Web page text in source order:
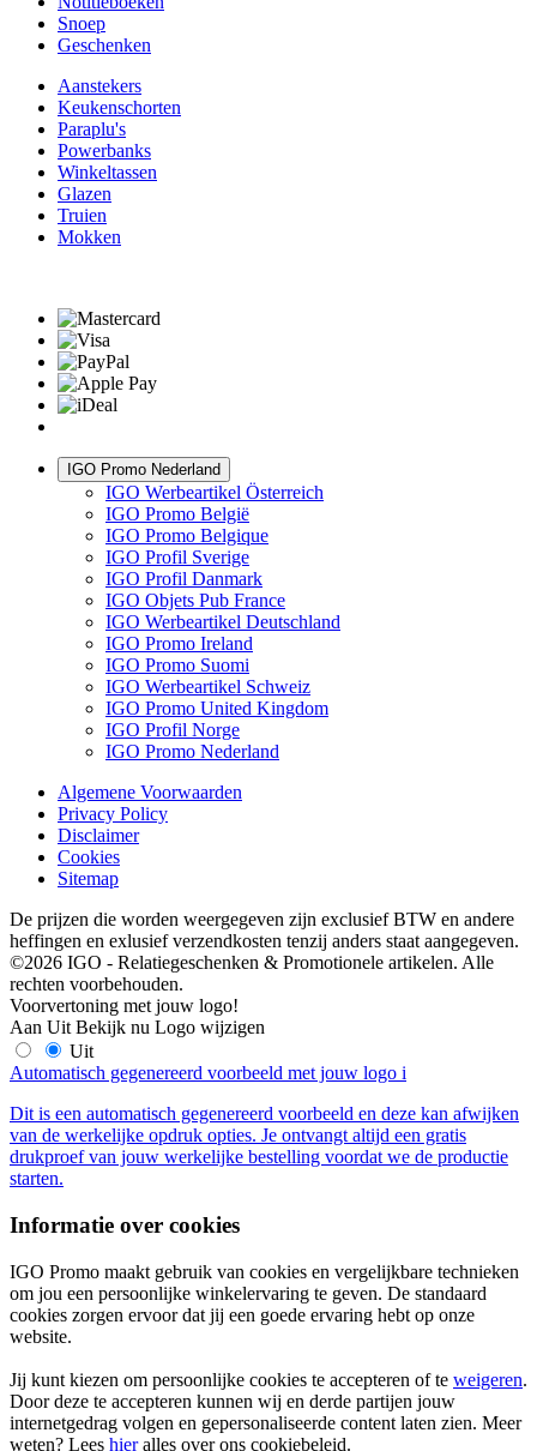
Snoep
Geschenken
Aanstekers
Keukenschorten
Paraplu's
Powerbanks
Winkeltassen
Glazen
Truien
Mokken
IGO Promo Nederland
IGO Werbeartikel Österreich
IGO Promo België
IGO Promo Belgique
IGO Profil Sverige
IGO Profil Danmark
IGO Objets Pub France
IGO Werbeartikel Deutschland
IGO Promo Ireland
IGO Promo Suomi
IGO Werbeartikel Schweiz
IGO Promo United Kingdom
IGO Profil Norge
IGO Promo Nederland
Algemene Voorwaarden
Privacy Policy
Disclaimer
Cookies
Sitemap
De prijzen die worden weergegeven zijn exclusief BTW en andere
heffingen en exlusief verzendkosten tenzij anders staat aangegeven.
©2026 IGO - Relatiegeschenken & Promotionele artikelen. Alle
rechten voorbehouden.
Voorvertoning met jouw logo!
Aan Uit Bekijk nu Logo wijzigen
Uit
Automatisch gegenereerd voorbeeld met jouw logo i
Dit is een automatisch gegenereerd voorbeeld en deze kan afwijken
van de werkelijke opdruk opties. Je ontvangt altijd een gratis
drukproef van jouw werkelijke bestelling voordat we de productie
starten.
Informatie over cookies
IGO Promo maakt gebruik van cookies en vergelijkbare technieken
om jou een persoonlijke winkelervaring te geven. De standaard
cookies zorgen ervoor dat jij een goede ervaring hebt op onze
website.
Jij kunt kiezen om persoonlijke cookies te accepteren of te weigeren.
Door deze te accepteren kunnen wij en derde partijen jouw
internetgedrag volgen en gepersonaliseerde content laten zien. Meer
weten? Lees hieralles over ons cookiebeleid.